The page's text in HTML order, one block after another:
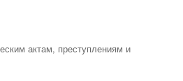
актам, преступлениям и